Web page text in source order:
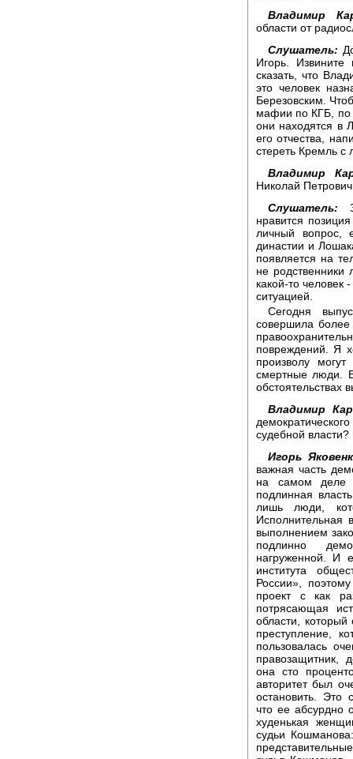
Владимир
области от
Слушатель:
Игорь.
сказать, что
это человек
Березовским.
мафии по КГБ, по
они находятся в
его отчества,
стереть Кремль
Владимир
Николай
Слушатель:
нравится
личный вопрос,
династии и
появляется на
не родственники
какой-то человек
ситуацией.
Сегодня
совершила более
повреждений. Я
произволу
смертные люди.
обстоятельствах
Владимир
судебной власти?
Игорь
важная часть
на самом деле
подлинная
лишь люди,
Исполнительная
выполнением
подлинно
нагруженной. И
института
России»,
проект с как
потрясающая
области, который
преступление,
пользовалась
правозащитник,
она сто
авторитет был
остановить.
что ее абсурдно
худенькая
судьи